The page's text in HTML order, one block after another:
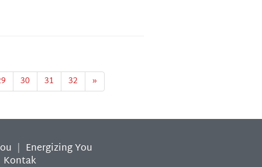
30 31 32 »
| Energizing You
Kontak